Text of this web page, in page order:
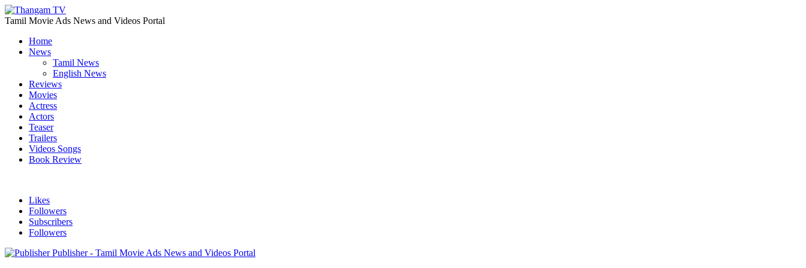
Tamil Movie Ads News and Videos Portal
Home
News
Tamil News
English News
Reviews
Movies
Actress
Actors
Teaser
Trailers
Videos Songs
Book Review
Likes
Followers
Subscribers
Followers
Publisher - Tamil Movie Ads News and Videos Portal